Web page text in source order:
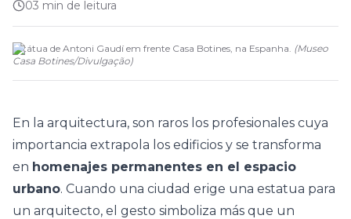
03 min de leitura
Estátua de Antoni Gaudí em frente Casa Botines, na Espanha. (Museo
Casa Botines/Divulgação)
En la arquitectura, son raros los profesionales cuya
importancia extrapola los edificios y se transforma
en homenajes permanentes en el espacio
urbano. Cuando una ciudad erige una estatua para
un arquitecto, el gesto simboliza más que un